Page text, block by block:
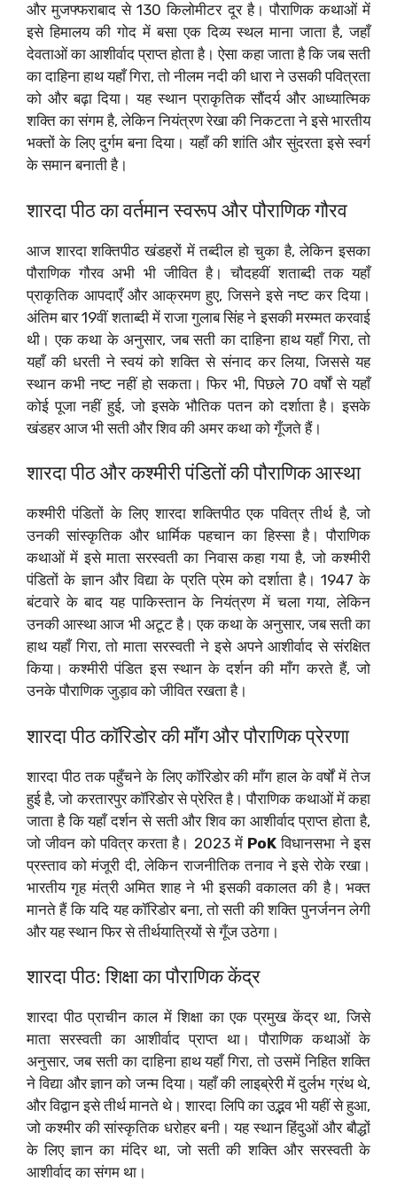
और मुजफ्फराबाद से 130 किलोमीटर दूर है। पौराणिक कथाओं में
इसे हिमालय की गोद में बसा एक दिव्य स्थल माना जाता है, जहाँ
देवताओं का आशीर्वाद प्राप्त होता है। ऐसा कहा जाता है कि जब सती
का दाहिना हाथ यहाँ गिरा, तो नीलम नदी की धारा ने उसकी पवित्रता
को और बढ़ा दिया। यह स्थान प्राकृतिक सौंदर्य और आध्यात्मिक
शक्ति का संगम है, लेकिन नियंत्रण रेखा की निकटता ने इसे भारतीय
भक्तों के लिए दुर्गम बना दिया। यहाँ की शांति और सुंदरता इसे स्वर्ग
के समान बनाती है।
शारदा पीठ का वर्तमान स्वरूप और पौराणिक गौरव
आज शारदा शक्तिपीठ खंडहरों में तब्दील हो चुका है, लेकिन इसका
पौराणिक गौरव अभी भी जीवित है। चौदहवीं शताब्दी तक यहाँ
प्राकृतिक आपदाएँ और आक्रमण हुए, जिसने इसे नष्ट कर दिया।
अंतिम बार 19वीं शताब्दी में राजा गुलाब सिंह ने इसकी मरम्मत करवाई
थी। एक कथा के अनुसार, जब सती का दाहिना हाथ यहाँ गिरा, तो
यहाँ की धरती ने स्वयं को शक्ति से संनाद कर लिया, जिससे यह
स्थान कभी नष्ट नहीं हो सकता। फिर भी, पिछले 70 वर्षों से यहाँ
कोई पूजा नहीं हुई, जो इसके भौतिक पतन को दर्शाता है। इसके
खंडहर आज भी सती और शिव की अमर कथा को गूँजते हैं।
शारदा पीठ और कश्मीरी पंडितों की पौराणिक आस्था
कश्मीरी पंडितों के लिए शारदा शक्तिपीठ एक पवित्र तीर्थ है, जो
उनकी सांस्कृतिक और धार्मिक पहचान का हिस्सा है। पौराणिक
कथाओं में इसे माता सरस्वती का निवास कहा गया है, जो कश्मीरी
पंडितों के ज्ञान और विद्या के प्रति प्रेम को दर्शाता है। 1947 के
बंटवारे के बाद यह पाकिस्तान के नियंत्रण में चला गया, लेकिन
उनकी आस्था आज भी अटूट है। एक कथा के अनुसार, जब सती का
हाथ यहाँ गिरा, तो माता सरस्वती ने इसे अपने आशीर्वाद से संरक्षित
किया। कश्मीरी पंडित इस स्थान के दर्शन की माँग करते हैं, जो
उनके पौराणिक जुड़ाव को जीवित रखता है।
शारदा पीठ कॉरिडोर की माँग और पौराणिक प्रेरणा
शारदा पीठ तक पहुँचने के लिए कॉरिडोर की माँग हाल के वर्षों में तेज
हुई है, जो करतारपुर कॉरिडोर से प्रेरित है। पौराणिक कथाओं में कहा
जाता है कि यहाँ दर्शन से सती और शिव का आशीर्वाद प्राप्त होता है,
जो जीवन को पवित्र करता है। 2023 में PoK विधानसभा ने इस
प्रस्ताव को मंजूरी दी, लेकिन राजनीतिक तनाव ने इसे रोके रखा।
भारतीय गृह मंत्री अमित शाह ने भी इसकी वकालत की है। भक्त
मानते हैं कि यदि यह कॉरिडोर बना, तो सती की शक्ति पुनर्जनन लेगी
और यह स्थान फिर से तीर्थयात्रियों से गूँज उठेगा।
शारदा पीठ: शिक्षा का पौराणिक केंद्र
शारदा पीठ प्राचीन काल में शिक्षा का एक प्रमुख केंद्र था, जिसे
माता सरस्वती का आशीर्वाद प्राप्त था। पौराणिक कथाओं के
अनुसार, जब सती का दाहिना हाथ यहाँ गिरा, तो उसमें निहित शक्ति
ने विद्या और ज्ञान को जन्म दिया। यहाँ की लाइब्रेरी में दुर्लभ ग्रंथ थे,
और विद्वान इसे तीर्थ मानते थे। शारदा लिपि का उद्भव भी यहीं से हुआ,
जो कश्मीर की सांस्कृतिक धरोहर बनी। यह स्थान हिंदुओं और बौद्धों
के लिए ज्ञान का मंदिर था, जो सती की शक्ति और सरस्वती के
आशीर्वाद का संगम था।